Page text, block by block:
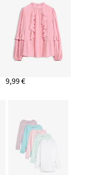
9,99 €